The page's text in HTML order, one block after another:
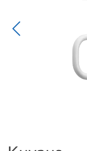
Edellinen